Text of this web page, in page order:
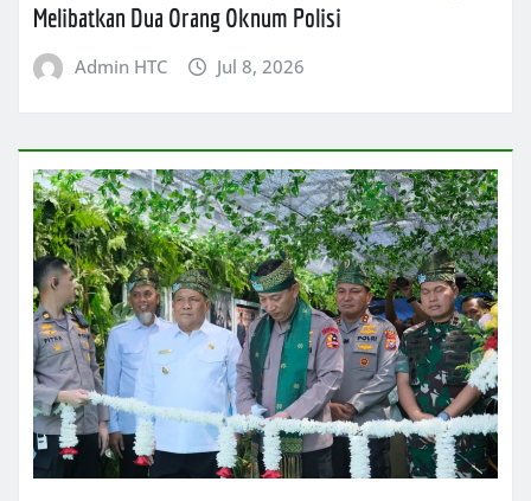
Melibatkan Dua Orang Oknum Polisi
Admin HTC Jul 8, 2026